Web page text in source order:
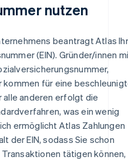
nutzen
beantragt Atlas
(EIN). Gründer/innen
kommen für eine
alle anderen erfolgt die
was ein wenig
ermöglicht Atlas Zahlungen
der EIN, sodass Sie schon
tätigen können,